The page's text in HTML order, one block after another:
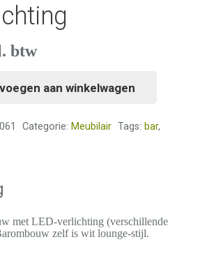
btw
aan winkelwagen
Categorie: Meubilair Tags: bar,
met LED-verlichting (verschillende
zelf is wit lounge-stijl.